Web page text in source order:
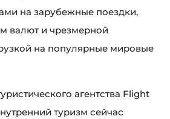
на зарубежные поездки,
валют и чрезмерной
на популярные мировые
агентства Flight
туризм сейчас